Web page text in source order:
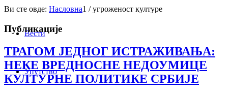
Вести
Упутство
Ви сте овде: Насловна1 / угроженост културе
Публикације
ТРАГОМ ЈЕДНОГ ИСТРАЖИВАЊА:
НЕКЕ ВРЕДНОСНЕ НЕДОУМИЦЕ
КУЛТУРНЕ ПОЛИТИКЕ СРБИЈЕ